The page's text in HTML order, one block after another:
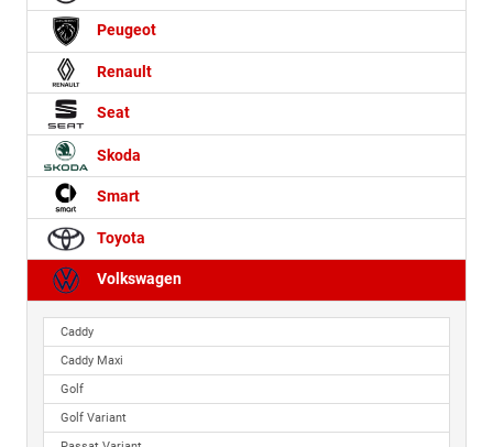
Peugeot
Renault
Seat
Skoda
Smart
Toyota
Volkswagen
Caddy
Caddy Maxi
Golf
Golf Variant